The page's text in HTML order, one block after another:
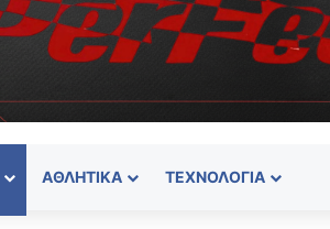
ΑΘΛΗΤΙΚΆ ΤΕΧΝΟΛΟΓΊΑ